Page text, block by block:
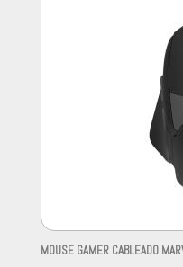
MOUSE GAMER CABLEADO